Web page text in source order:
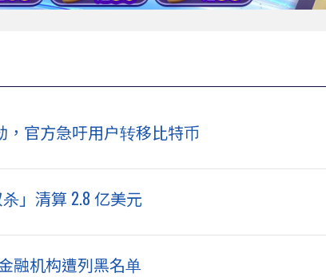
，官方急吁用户转移比特币
」清算 2.8 亿美元
融机构遭列黑名单